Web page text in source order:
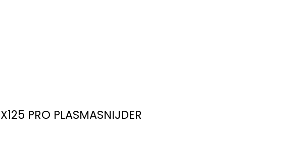
PRO PLASMASNIJDER